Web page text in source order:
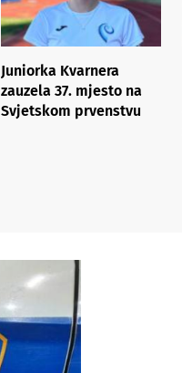
Juniorka Kvarnera
zauzela 37. mjesto na
Svjetskom prvenstvu